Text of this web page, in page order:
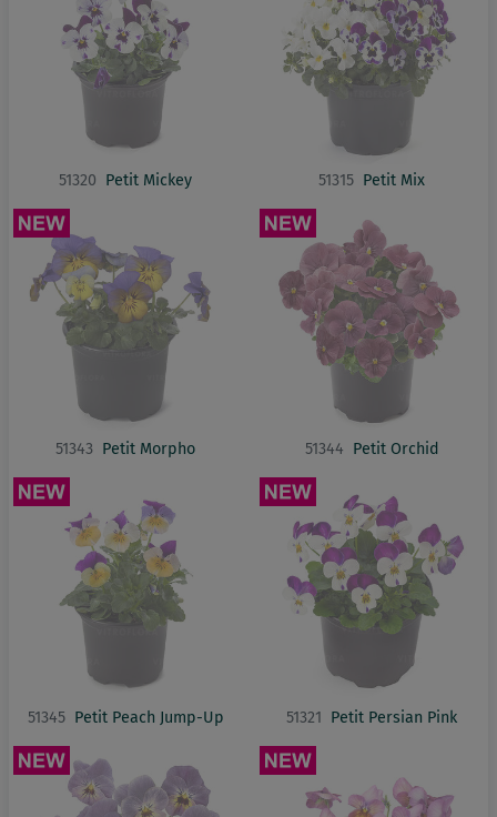
51320 Petit Mickey 51315 Petit Mix
51343 Petit Morpho 51344 Petit Orchid
51345 Petit Peach Jump-Up 51321 Petit Persian Pink